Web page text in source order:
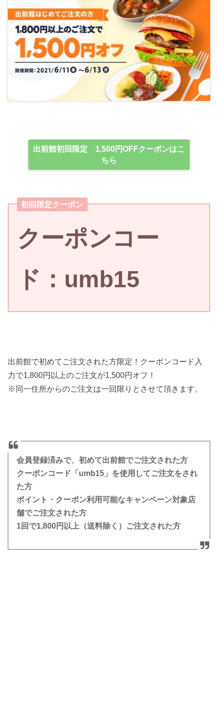
出前館初回限定 1,500円OFFクーポンはこ
ちら
初回限定クーポン
クーポンコー
ド：umb15
出前館で初めてご注文された方限定！クーポンコード入
力で1,800円以上のご注文が1,500円オフ！
※同一住所からのご注文は一回限りとさせて頂きます。
会員登録済みで、初めて出前館でご注文された方
クーポンコード「umb15」を使用してご注文をされ
た方
ポイント・クーポン利用可能なキャンペーン対象店
舗でご注文された方
1回で1,800円以上（送料除く）ご注文された方